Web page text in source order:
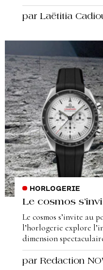
par Laëtitia
HORLOGERIE
Le cosmos
Le cosmos s’invite au
l’horlogerie explore
dimension
par Redaction